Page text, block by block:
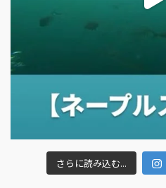
さらに読み込む...